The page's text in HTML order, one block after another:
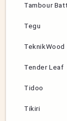
Tambour
Tegu
TeknikWood
Tender Leaf
Tidoo
Tikiri